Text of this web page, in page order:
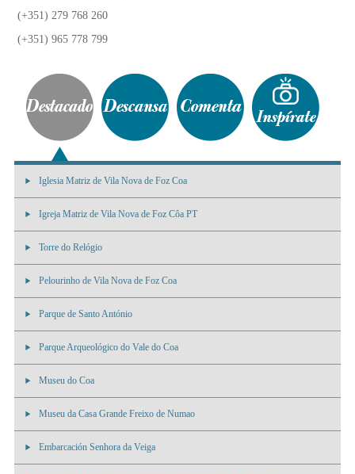
(+351) 279 768 260
(+351) 965 778 799
Iglesia Matriz de Vila Nova de Foz Coa
Igreja Matriz de Vila Nova de Foz Côa PT
Torre do Relógio
Pelourinho de Vila Nova de Foz Coa
Parque de Santo António
Parque Arqueológico do Vale do Coa
Museu do Coa
Museu da Casa Grande Freixo de Numao
Embarcación Senhora da Veiga